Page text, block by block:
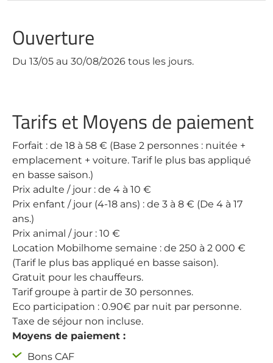
Ouverture
Du 13/05 au 30/08/2026 tous les jours.
Tarifs et Moyens de paiement
Forfait : de 18 à 58 € (Base 2 personnes : nuitée +
emplacement + voiture. Tarif le plus bas appliqué
en basse saison.)
Prix adulte / jour : de 4 à 10 €
Prix enfant / jour (4-18 ans) : de 3 à 8 € (De 4 à 17
ans.)
Prix animal / jour : 10 €
Location Mobilhome semaine : de 250 à 2 000 €
(Tarif le plus bas appliqué en basse saison).
Gratuit pour les chauffeurs.
Tarif groupe à partir de 30 personnes.
Eco participation : 0.90€ par nuit par personne.
Taxe de séjour non incluse.
Moyens de paiement :
Bons CAF